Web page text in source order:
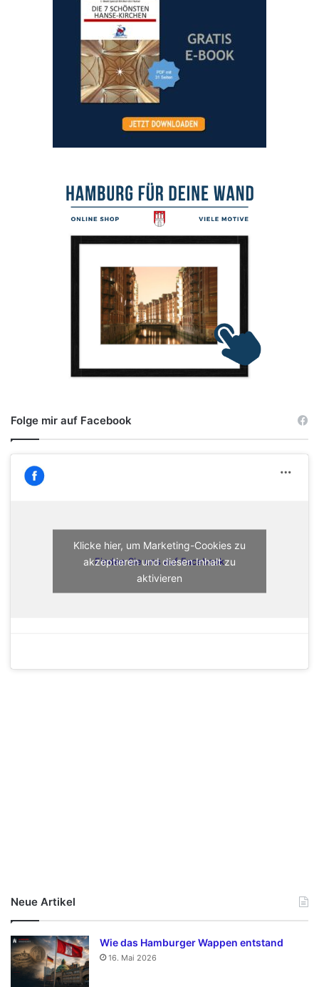
Folge mir auf Facebook
Finden Sie uns auf Facebook
Klicke hier, um Marketing-Cookies zu
akzeptieren und diesen Inhalt zu
aktivieren
Neue Artikel
Wie das Hamburger Wappen entstand
16. Mai 2026